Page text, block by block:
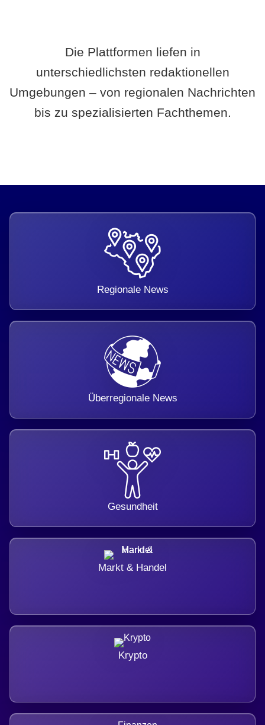
Die Plattformen liefen in
unterschiedlichsten redaktionellen
Umgebungen – von regionalen Nachrichten
bis zu spezialisierten Fachthemen.
Regionale News
Überregionale News
Gesundheit
Markt & Handel
Krypto